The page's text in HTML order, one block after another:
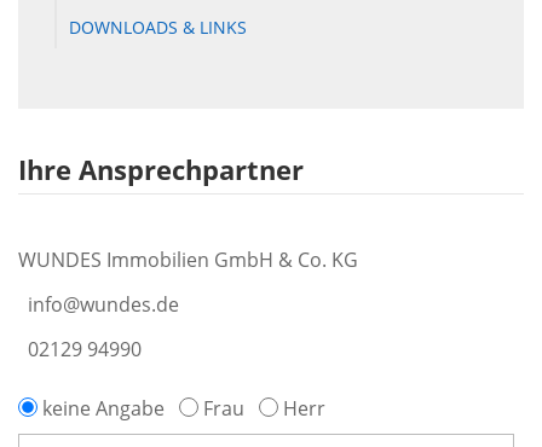
DOWNLOADS & LINKS
Ihre Ansprechpartner
WUNDES Immobilien GmbH & Co. KG
info@wundes.de
02129 94990
keine Angabe Frau Herr